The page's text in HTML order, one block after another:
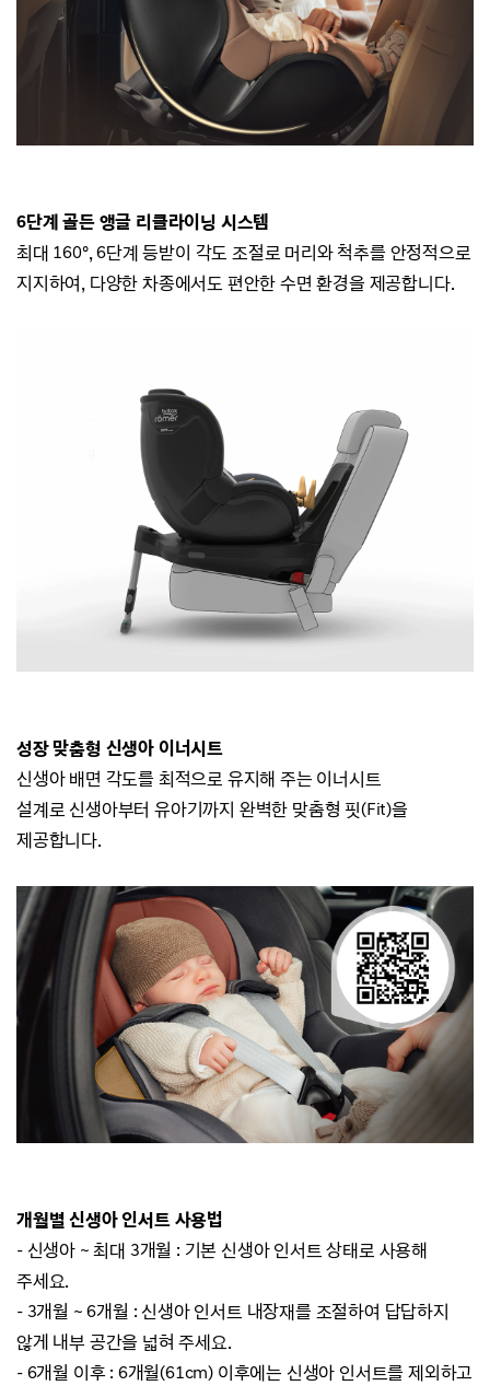
6단계 골든 앵글 리클라이닝 시스템
최대 160°, 6단계 등받이 각도 조절로 머리와 척추를 안정적으로
지지하여, 다양한 차종에서도 편안한 수면 환경을 제공합니다.
성장 맞춤형 신생아 이너시트
신생아 배면 각도를 최적으로 유지해 주는 이너시트
설계로신생아부터 유아기까지 완벽한 맞춤형 핏(Fit)을
제공합니다.
개월별 신생아 인서트 사용법
- 신생아 ~ 최대 3개월 : 기본 신생아 인서트 상태로 사용해
주세요.
- 3개월 ~ 6개월 : 신생아 인서트 내장재를 조절하여 답답하지
않게 내부 공간을 넓혀 주세요.
- 6개월 이후 : 6개월(61cm) 이후에는 신생아 인서트를 제외하고